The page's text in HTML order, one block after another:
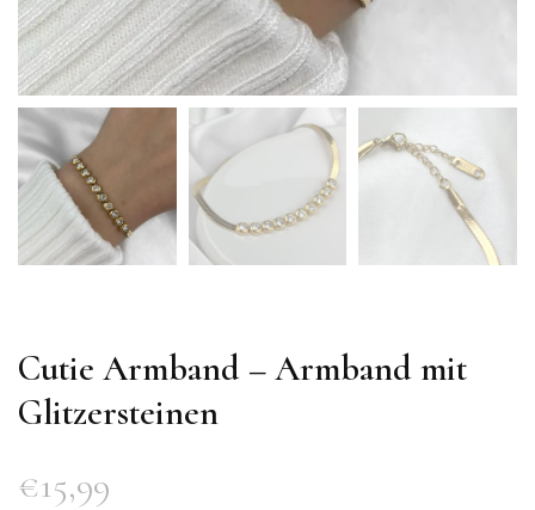
Cutie Armband – Armband mit
Glitzersteinen
€15,99